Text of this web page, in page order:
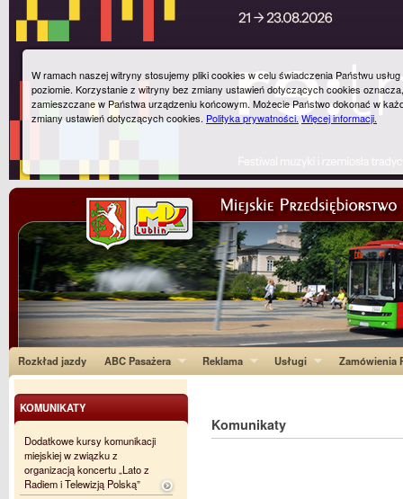
Rozkład jazdy ABC Pasażera Reklama Usługi Zamówienia
Komunikaty
KOMUNIKATY
Dodatkowe kursy komunikacji
miejskiej w związku z
organizacją koncertu „Lato z
Radiem i Telewizją Polską”
W ramach naszej witryny stosujemy pliki cookies w celu świadczenia Państwu
poziomie. Korzystanie z witryny bez zmiany ustawień dotyczących cookies
zamieszczane w Państwa urządzeniu końcowym. Możecie Państwo dokonać w
zmiany ustawień dotyczących cookies. Polityka prywatności.Więcej informacji.